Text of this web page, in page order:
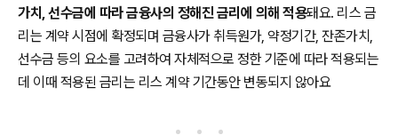
가치, 선수금에 따라 금융사의 정해진 금리에 의해 적용돼요. 리스 금
리는 계약 시점에 확정되며 금융사가 취득원가, 약정기간, 잔존가치,
선수금 등의 요소를 고려하여 자체적으로 정한 기준에 따라 적용되는
데 이때 적용된 금리는 리스 계약 기간동안 변동되지 않아요